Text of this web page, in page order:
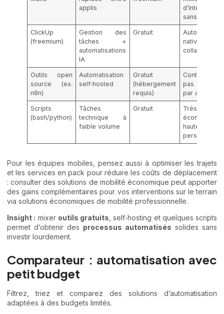
applis
sans code
ClickUp
(freemium)
Gestion des
tâches +
automatisations
IA
Gratuit
natives
collaboration
Outils open
source (ex.
n8n)
Automatisation
self‑hosted
Gratuit
(hébergement
requis)
Contrôle
pas de
par action
Scripts
(bash/python)
Tâches
technique à
faible volume
Gratuit
Très
économique,
hautement
Pour les équipes mobiles, pensez aussi à optimiser les trajets
et les services en pack pour réduire les coûts de déplacement
: consulter des solutions de mobilité économique peut apporter
des gains complémentaires pour vos interventions sur le terrain
via solutions économiques de mobilité professionnelle.
Insight : mixer outils gratuits , self‑hosting et quelques scripts
permet d’obtenir des processus automatisés solides sans
investir lourdement.
Comparateur : automatisation avec
petit budget
Filtrez, triez et comparez des solutions d’automatisation
adaptées à des budgets limités.